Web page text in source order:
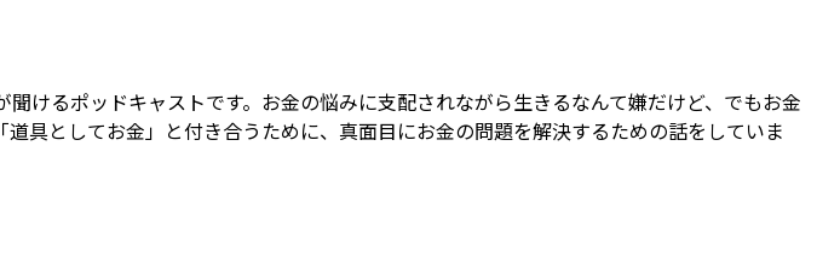
けるポッドキャストです。お金の悩みに支配されながら生きるなんて嫌だけど、でもお金
具としてお金」と付き合うために、真面目にお金の問題を解決するための話をしていま